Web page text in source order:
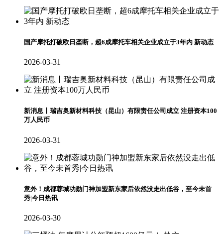
国产摩托打破欧日垄断，超6成摩托车相关企业成立于3年内 新动态
2026-03-31
新消息丨瑞吉奥新材料科技（昆山）有限责任公司成立 注册资本100
万人民币
2026-03-31
意外！成都蓉城功勋门神加盟新东家后依然没走出低谷，至今未首
秀|今日热讯
2026-03-30